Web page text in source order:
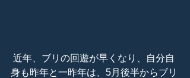
身も昨年と一昨年は、5月後半からブリ